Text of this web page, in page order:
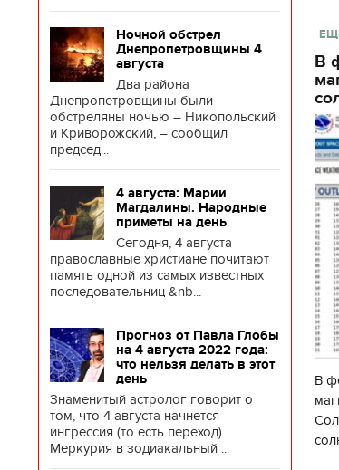
Ночной обстрел
Днепропетровщины 4
августа
Два района
Днепропетровщины были
обстреляны ночью – Никопольский
и Криворожский, – сообщил
председ...
4 августа: Марии
Магдалины. Народные
приметы на день
Сегодня, 4 августа
православные христиане почитают
память одной из самых известных
последовательниц &nb...
Прогноз от Павла Глобы
на 4 августа 2022 года:
что нельзя делать в этот
день
Знаменитый астролог говорит о
том, что 4 августа начнется
ингрессия (то есть переход)
Меркурия в зодиакальный ...
В
В